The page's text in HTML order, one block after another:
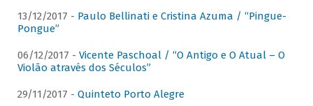
13/12/2017 - Paulo Bellinati e Cristina Azuma / “Pingue-
Pongue”
06/12/2017 - Vicente Paschoal / “O Antigo e O Atual – O
Violão através dos Séculos”
29/11/2017 - Quinteto Porto Alegre